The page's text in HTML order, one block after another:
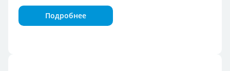
Подробнее